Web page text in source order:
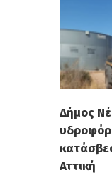
Δήμος
Αττική